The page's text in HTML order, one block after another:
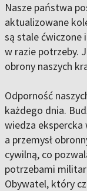
Nasze państwa
aktualizowane
są stale
w razie potrzeby.
obrony naszych
Odporność
każdego dnia.
wiedza
a przemysł
cywilną, co
potrzebami
Obywatel, który